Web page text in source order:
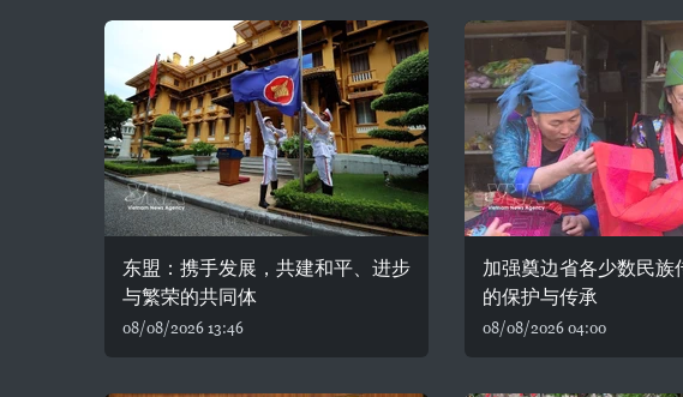
东盟：携手发展，共建和平、进步
与繁荣的共同体
08/08/2026 13:46
加强奠边省各少数民族
的保护与传承
08/08/2026 04:00